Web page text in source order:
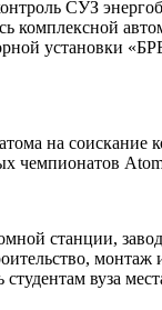
СУЗ
установки
на соискание
чемпионатов
станции,
монтаж
вуза